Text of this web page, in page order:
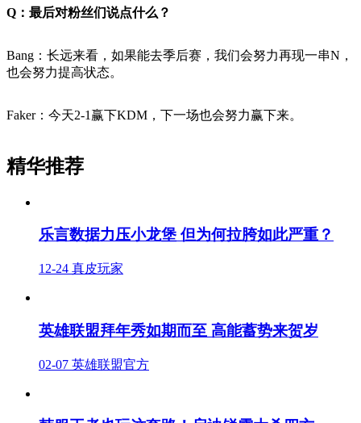
Q：最后对粉丝们说点什么？
Bang：长远来看，如果能去季后赛，我们会努力再现一串N，
也会努力提高状态。
Faker：今天2-1赢下KDM，下一场也会努力赢下来。
精华推荐
乐言数据力压小龙堡 但为何拉胯如此严重？
12-24 真皮玩家
英雄联盟拜年秀如期而至 高能蓄势来贺岁
02-07 英雄联盟官方